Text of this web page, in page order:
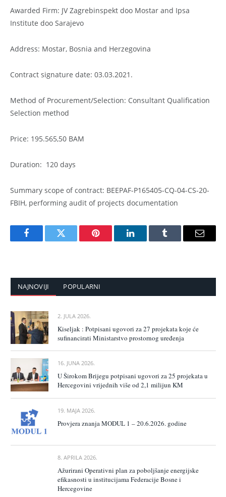
Awarded Firm: JV Zagrebinspekt doo Mostar and Ipsa
Institute doo Sarajevo
Address: Mostar, Bosnia and Herzegovina
Contract signature date: 03.03.2021.
Method of Procurement/Selection: Consultant Qualification
Selection method
Price: 195.565,50 BAM
Duration: 120 days
Summary scope of contract: BEEPAF-P165405-CQ-04-CS-20-
FBIH, performing audit of projects documentation
FacebookTwitter Pinterest LinkedInTumblr Email
NAJNOVIJI POPULARNI
2. JULA 2026.
Kiseljak : Potpisani ugovori za 27 projekata koje će
sufinancirati Ministarstvo prostornog uređenja
16. JUNA 2026.
U Širokom Brijegu potpisani ugovori za 25 projekata u
Hercegovini vrijednih više od 2,1 milijun KM
19. MAJA 2026.
Provjera znanja MODUL 1 – 20.6.2026. godine
8. APRILA 2026.
Ažurirani Operativni plan za poboljšanje energijske
efikasnosti u institucijama Federacije Bosne i
Hercegovine